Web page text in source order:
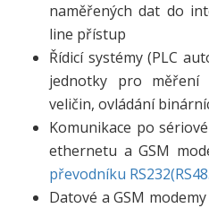
naměřených dat do
line přístup
Řídicí systémy (PLC
jednotky pro měření
veličin, ovládání
Komunikace po
ethernetu a GSM
převodníku
Datové a GSM